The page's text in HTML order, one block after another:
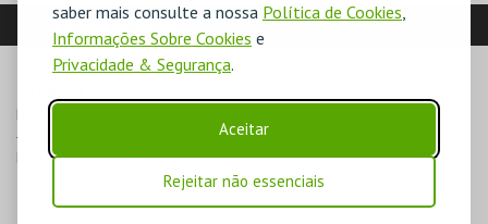
saber mais consulte a nossa Política de Cookies,
Informações Sobre Cookies e
Privacidade & Segurança.
Aceitar
Rejeitar não essenciais
LOCALIZAÇÃO
Rua de Puços, 606
4560-623 Penafiel
Direcções para Ponto C